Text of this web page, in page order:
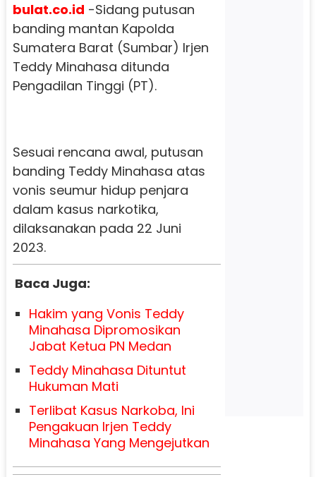
bulat.co.id -Sidang putusan
banding mantan Kapolda
Sumatera Barat (Sumbar) Irjen
Teddy Minahasa ditunda
Pengadilan Tinggi (PT).
Sesuai rencana awal, putusan
banding Teddy Minahasa atas
vonis seumur hidup penjara
dalam kasus narkotika,
dilaksanakan pada 22 Juni
2023.
Baca Juga:
Hakim yang Vonis Teddy
Minahasa Dipromosikan
Jabat Ketua PN Medan
Teddy Minahasa Dituntut
Hukuman Mati
Terlibat Kasus Narkoba, Ini
Pengakuan Irjen Teddy
Minahasa Yang Mengejutkan